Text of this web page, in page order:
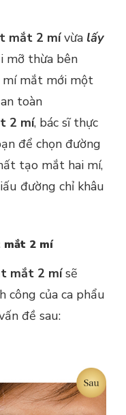
mắt 2 mívừa lấy
mỡ thừa bên
mắt mới một
toàn
2 mí, bác sĩ thực
để chọn đường
tạo mắt hai mí,
đường chỉ khâu
mắt 2 mí
mắt 2 mísẽ
công của ca phẩu
đề sau: